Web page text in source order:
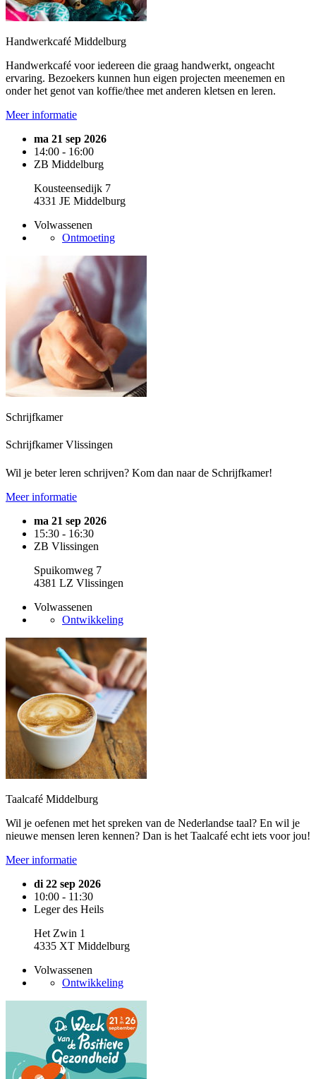
Handwerkcafé Middelburg
Handwerkcafé voor iedereen die graag handwerkt, ongeacht
ervaring. Bezoekers kunnen hun eigen projecten meenemen en
onder het genot van koffie/thee met anderen kletsen en leren.
Meer informatie
ma 21 sep 2026
14:00 - 16:00
ZB Middelburg
Kousteensedijk 7
4331 JE Middelburg
Volwassenen
Ontmoeting
Schrijfkamer
Schrijfkamer Vlissingen
Wil je beter leren schrijven? Kom dan naar de Schrijfkamer!
Meer informatie
ma 21 sep 2026
15:30 - 16:30
ZB Vlissingen
Spuikomweg 7
4381 LZ Vlissingen
Volwassenen
Ontwikkeling
Taalcafé Middelburg
Wil je oefenen met het spreken van de Nederlandse taal? En wil je
nieuwe mensen leren kennen? Dan is het Taalcafé echt iets voor jou!
Meer informatie
di 22 sep 2026
10:00 - 11:30
Leger des Heils
Het Zwin 1
4335 XT Middelburg
Volwassenen
Ontwikkeling